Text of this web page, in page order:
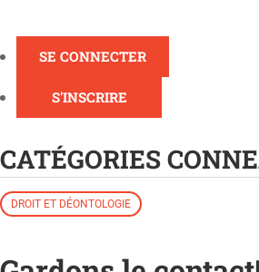
SE CONNECTER
S'INSCRIRE
CATÉGORIES
DROIT ET DÉONTOLOGIE